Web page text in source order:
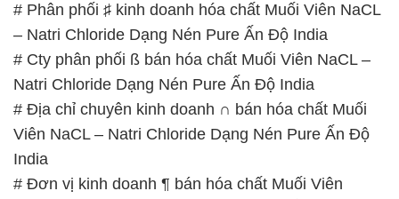
# Phân phối ♯ kinh doanh hóa chất Muối Viên NaCL
– Natri Chloride Dạng Nén Pure Ấn Độ India
# Cty phân phối ß bán hóa chất Muối Viên NaCL –
Natri Chloride Dạng Nén Pure Ấn Độ India
# Địa chỉ chuyên kinh doanh ∩ bán hóa chất Muối
Viên NaCL – Natri Chloride Dạng Nén Pure Ấn Độ
India
# Đơn vị kinh doanh ¶ bán hóa chất Muối Viên